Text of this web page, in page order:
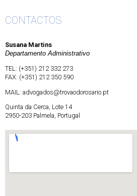
CONTACTOS
Susana Martins
Departamento Administrativo
TEL: (+351) 212 332 273
FAX: (+351) 212 350 590
MAIL: advogados@trovaodorosario.pt
Quinta da Cerca, Lote 14
2950-203 Palmela, Portugal